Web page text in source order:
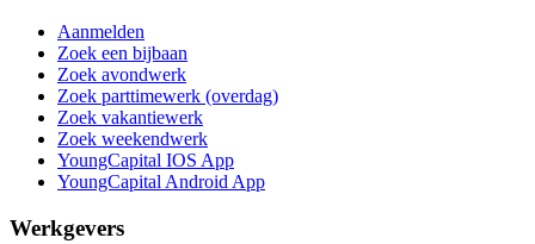
Aanmelden
Zoek een bijbaan
Zoek avondwerk
Zoek parttimewerk (overdag)
Zoek vakantiewerk
Zoek weekendwerk
YoungCapital IOS App
YoungCapital Android App
Werkgevers